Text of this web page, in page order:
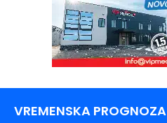
VREMENSKA PROGNOZA